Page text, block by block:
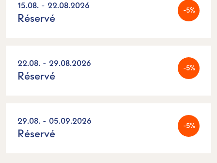
15.08. - 22.08.2026 -5%
Réservé
22.08. - 29.08.2026 -5%
Réservé
29.08. - 05.09.2026 -5%
Réservé